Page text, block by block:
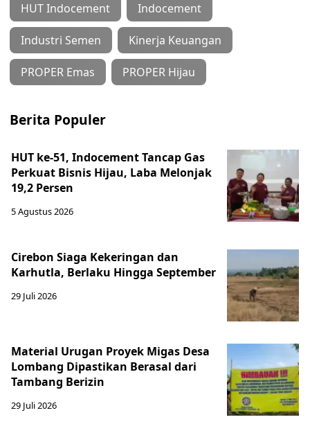
HUT Indocement Indocement
Industri Semen Kinerja Keuangan
PROPER Emas PROPER Hijau
Berita Populer
HUT ke-51, Indocement Tancap Gas
Perkuat Bisnis Hijau, Laba Melonjak
19,2 Persen
5 Agustus 2026
Cirebon Siaga Kekeringan dan
Karhutla, Berlaku Hingga September
29 Juli 2026
Material Urugan Proyek Migas Desa
Lombang Dipastikan Berasal dari
Tambang Berizin
29 Juli 2026